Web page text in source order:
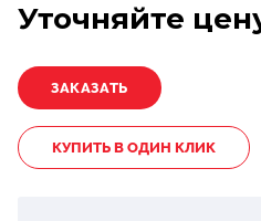
Уточняйте
КУПИТЬ В ОДИН КЛИК